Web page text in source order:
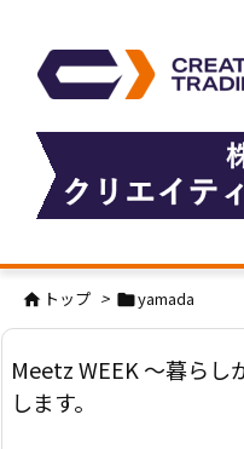
 トップ > yamada
Meetz WEEK ～暮らし
します。